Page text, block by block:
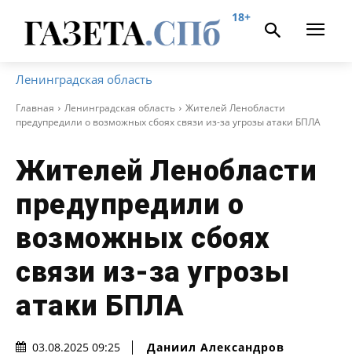
18+
Ленинградская область
Главная Ленинградская область
Жителей Ленобласти
предупредили о возможных сбоях связи из-за угрозы атаки БПЛА
Жителей Ленобласти
предупредили о
возможных сбоях
связи из-за угрозы
атаки БПЛА
03.08.2025 09:25 Даниил Александров